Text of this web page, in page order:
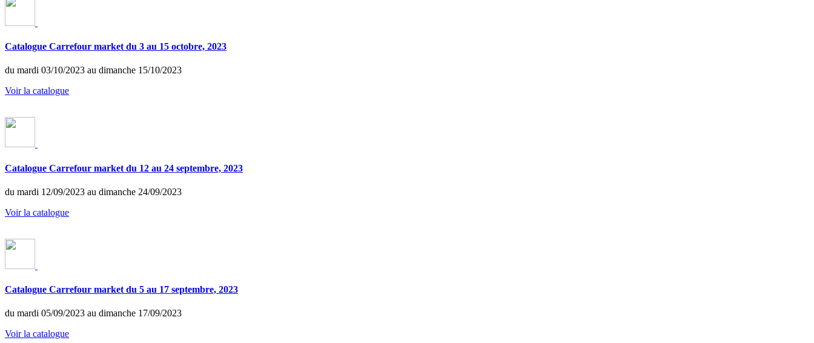
Catalogue Carrefour market du 3 au 15 octobre, 2023
du mardi 03/10/2023 au dimanche 15/10/2023
Voir la catalogue
Catalogue Carrefour market du 12 au 24 septembre, 2023
du mardi 12/09/2023 au dimanche 24/09/2023
Voir la catalogue
Catalogue Carrefour market du 5 au 17 septembre, 2023
du mardi 05/09/2023 au dimanche 17/09/2023
Voir la catalogue